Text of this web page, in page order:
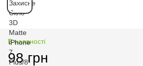
В наявності
98 грн